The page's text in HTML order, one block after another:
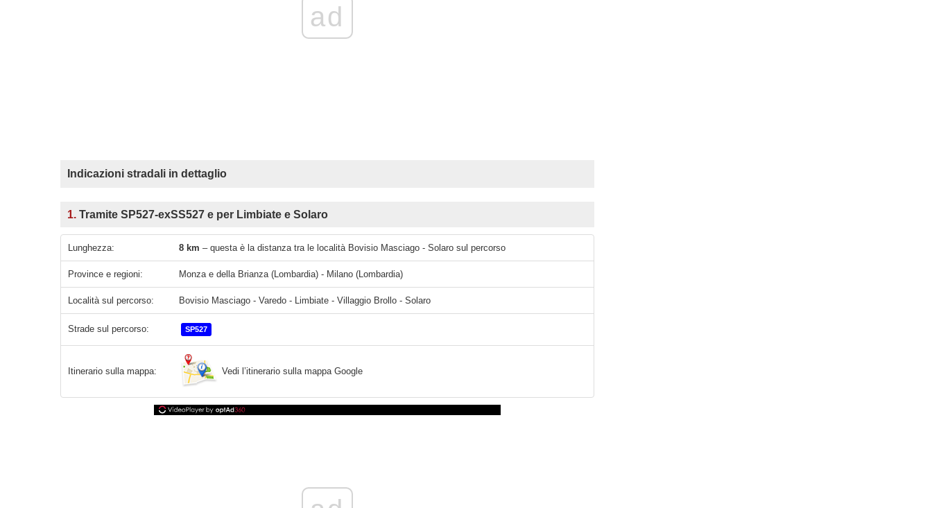
ad
Indicazioni stradali in dettaglio
1. Tramite SP527-exSS527 e per Limbiate e Solaro
Lunghezza: 8 km – questa è la distanza tra le località Bovisio Masciago - Solaro sul percorso
Province e regioni: Monza e della Brianza (Lombardia) - Milano (Lombardia)
Località sul percorso: Bovisio Masciago - Varedo - Limbiate - Villaggio Brollo - Solaro
Strade sul percorso: SP527
Itinerario sulla mappa: Vedi l’itinerario sulla mappa Google